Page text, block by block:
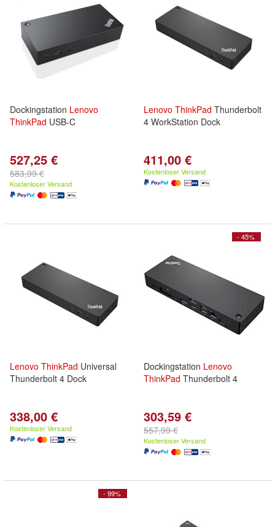
Dockingstation Lenovo
ThinkPad USB-C
527,25 €
583,99 €
Kostenloser Versand
Lenovo ThinkPad Thunderbolt
4 WorkStation Dock
411,00 €
Kostenloser Versand
Lenovo ThinkPad Universal
Thunderbolt 4 Dock
338,00 €
Kostenloser Versand
- 45%
Dockingstation Lenovo
ThinkPad Thunderbolt 4
303,59 €
557,99 €
Kostenloser Versand
- 99%